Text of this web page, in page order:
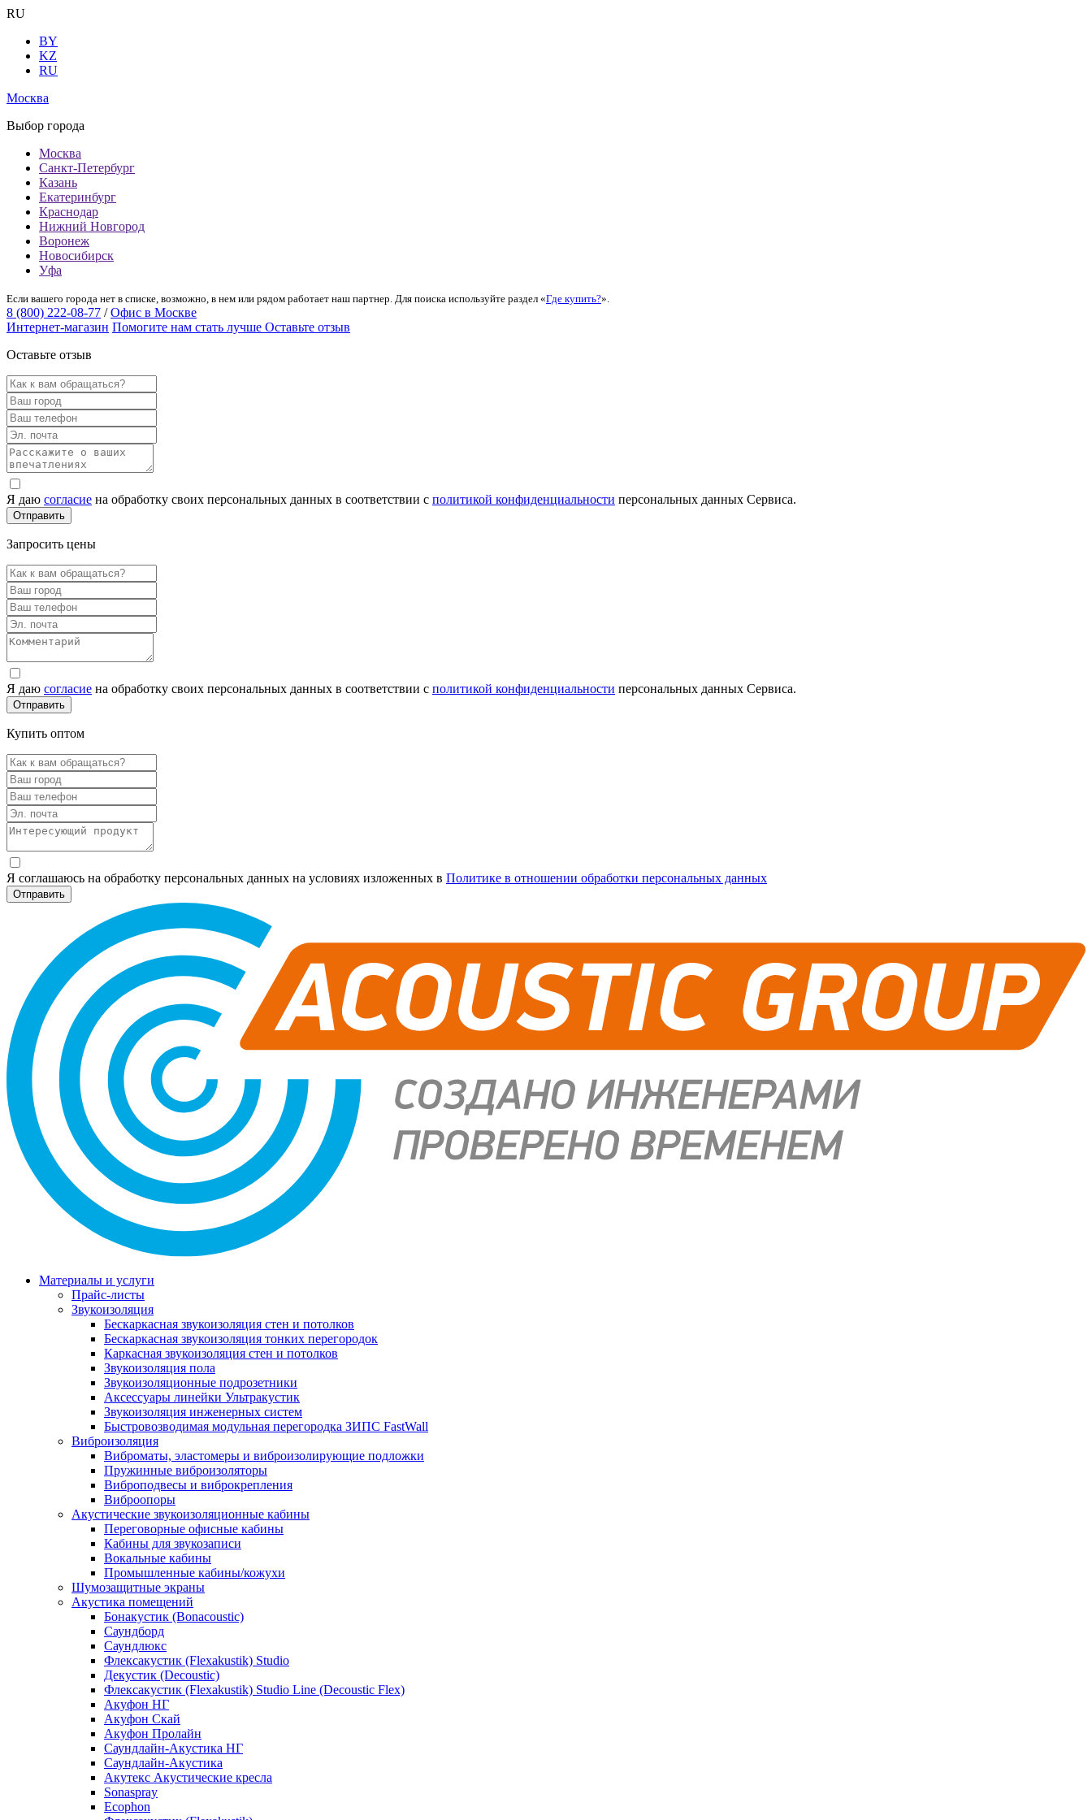
RU
BY
KZ
RU
Москва
Выбор города
Москва
Санкт-Петербург
Казань
Екатеринбург
Краснодар
Нижний Новгород
Воронеж
Новосибирск
Уфа
Если вашего города нет в списке, возможно, в нем или рядом работает наш партнер. Для поиска используйте раздел «Где купить?».
8 (800) 222-08-77 / Офис в Москве
Интернет-магазин Помогите нам стать лучше Оставьте отзыв
Оставьте отзыв
Я даю согласие на обработку своих персональных данных в соответствии с политикой конфиденциальности персональных данных Сервиса.
Запросить цены
Я даю согласие на обработку своих персональных данных в соответствии с политикой конфиденциальности персональных данных Сервиса.
Купить оптом
Я соглашаюсь на обработку персональных данных на условиях изложенных в Политике в отношении обработки персональных данных
Материалы и услуги
Прайс-листы
Звукоизоляция
Бескаркасная звукоизоляция стен и потолков
Бескаркасная звукоизоляция тонких перегородок
Каркасная звукоизоляция стен и потолков
Звукоизоляция пола
Звукоизоляционные подрозетники
Аксессуары линейки Ультракустик
Звукоизоляция инженерных систем
Быстровозводимая модульная перегородка ЗИПС FastWall
Виброизоляция
Виброматы, эластомеры и виброизолирующие подложки
Пружинные виброизоляторы
Виброподвесы и виброкрепления
Виброопоры
Акустические звукоизоляционные кабины
Переговорные офисные кабины
Кабины для звукозаписи
Вокальные кабины
Промышленные кабины/кожухи
Шумозащитные экраны
Акустика помещений
Бонакустик (Bonacoustic)
Саундборд
Саундлюкс
Флексакустик (Flexakustik) Studio
Декустик (Decoustic)
Флексакустик (Flexakustik) Studio Line (Decoustic Flex)
Акуфон НГ
Акуфон Скай
Акуфон Пролайн
Саундлайн-Акустика НГ
Саундлайн-Акустика
Акутекс Акустические кресла
Sonaspray
Ecophon